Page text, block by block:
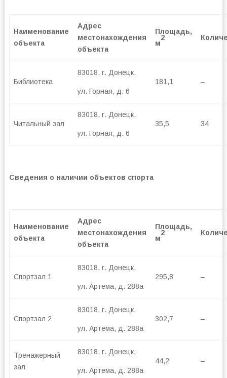
Наименование
объекта
Адрес
местонахождения
объекта
Площадь,
м
2
Библиотека
83018, г. Донецк,
ул. Горная, д. 6
181,1 –
Читальный зал
83018, г. Донецк,
ул. Горная, д. 6
35,5 34
Сведения о наличии объектов спорта
Наименование
объекта
Адрес
местонахождения
объекта
Площадь,
м
2
Спортзал 1
83018, г. Донецк,
ул. Артема, д. 288а
295,8 –
Спортзал 2
83018, г. Донецк,
ул. Артема, д. 288а
302,7 –
Тренажерный
зал
83018, г. Донецк,
ул. Артема, д. 288а
44,2 –